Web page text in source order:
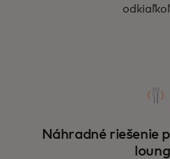
Náhradné riešenie